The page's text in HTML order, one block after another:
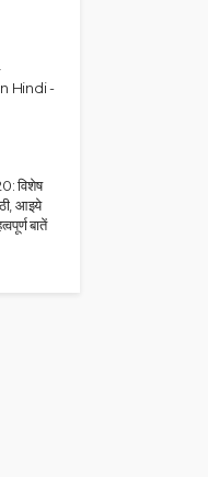
Hindi -
विशेष
आइये
बातें